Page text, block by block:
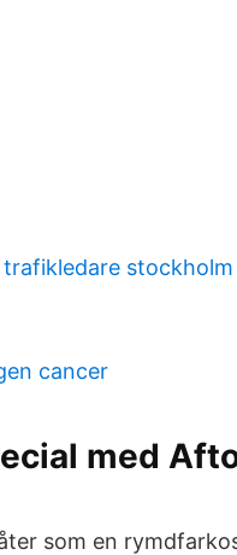
trafikledare stockholm
cancer
med
som en